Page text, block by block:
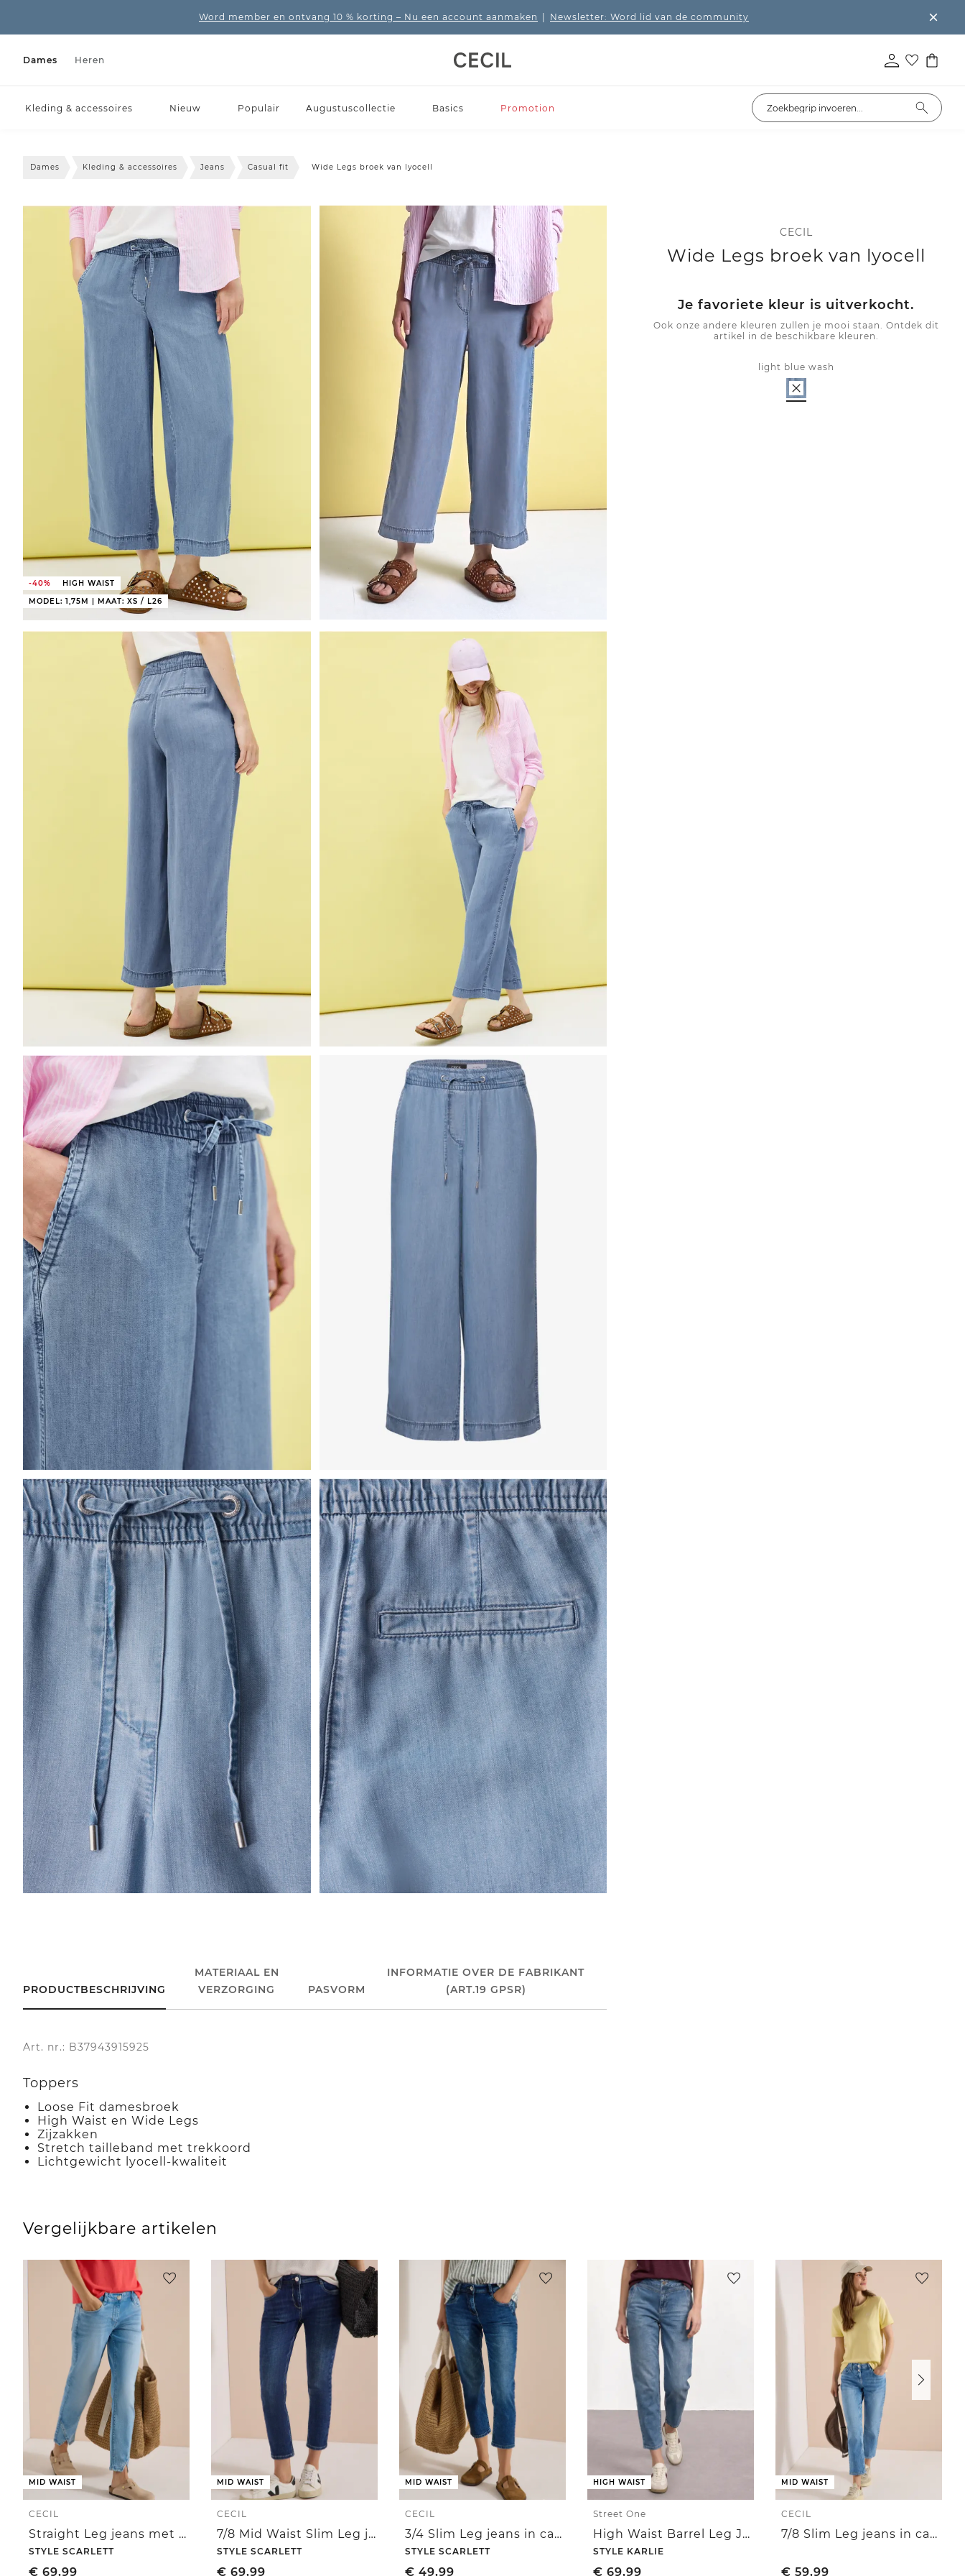
Word member en ontvang 10 % korting – Nu een account aanmaken Newsletter: Word lid van de community
Dames Heren
Kleding & accessoires Nieuw Populair Augustuscollectie Basics Promotion
Dames Kleding & accessoires Jeans Casual fit Wide Legs broek van lyocell
-40%
HIGH WAIST
MODEL: 1,75M | MAAT: XS / L26
CECIL
Wide Legs broek van lyocell
Je favoriete kleur is uitverkocht.
Ook onze andere kleuren zullen je mooi staan. Ontdek dit
artikel in de beschikbare kleuren.
light blue wash
PRODUCTBESCHRIJVING
MATERIAAL EN
VERZORGING
PASVORM
INFORMATIE OVER DE FABRIKANT
(ART.19 GPSR)
Art. nr.: B37943915925
Toppers
Loose Fit damesbroek
High Waist en Wide Legs
Zijzakken
Stretch tailleband met trekkoord
Lichtgewicht lyocell-kwaliteit
Vergelijkbare artikelen
MID WAIST
CECIL
Straight Leg jeans met klinknageldetails
STYLE SCARLETT
€ 69,99
MID WAIST
CECIL
7/8 Mid Waist Slim Leg jeans in casual fit
STYLE SCARLETT
€ 69,99
MID WAIST
CECIL
3/4 Slim Leg jeans in casual fit
STYLE SCARLETT
€ 49,99
HIGH WAIST
Street One
High Waist Barrel Leg Jeans in Loose Fit
STYLE KARLIE
€ 69,99
MID WAIST
CECIL
7/8 Slim Leg jeans in casual fit
€ 59,99